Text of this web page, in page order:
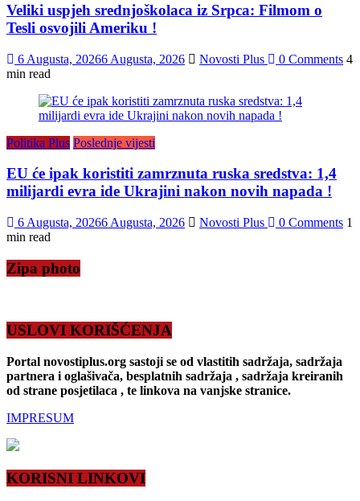
Veliki uspjeh srednjoškolaca iz Srpca: Filmom o
Tesli osvojili Ameriku !
6 Augusta, 20266 Augusta, 2026 Novosti Plus 0 Comments 4
min read
Politika Plus Poslednje vijesti
EU će ipak koristiti zamrznuta ruska sredstva: 1,4
milijardi evra ide Ukrajini nakon novih napada !
6 Augusta, 20266 Augusta, 2026 Novosti Plus 0 Comments 1
min read
Zipa photo
USLOVI KORIŠĆENJA
Portal novostiplus.org sastoji se od vlastitih sadržaja, sadržaja
partnera i oglašivača, besplatnih sadržaja , sadržaja kreiranih
od strane posjetilaca , te linkova na vanjske stranice.
IMPRESUM
KORISNI LINKOVI